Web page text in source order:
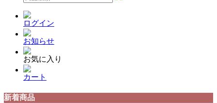
ログイン
お知らせ
お気に入り
カート
新着商品